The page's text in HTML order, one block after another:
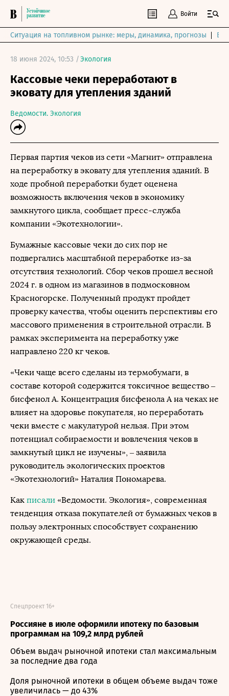
Войти
Ситуация на топливном рынке: меры, динамика, прогнозы
18 июня 2024, 10:53 /Экология
Кассовые чеки переработают в
эковату для утепления зданий
Ведомости. Экология
Первая партия чеков из сети «Магнит» отправлена
на переработку в эковату для утепления зданий. В
ходе пробной переработки будет оценена
возможность включения чеков в экономику
замкнутого цикла, сообщает пресс-служба
компании «Экотехнологии».
Бумажные кассовые чеки до сих пор не
подвергались масштабной переработке из-за
отсутствия технологий. Сбор чеков прошел весной
2024 г. в одном из магазинов в подмосковном
Красногорске. Полученный продукт пройдет
проверку качества, чтобы оценить перспективы его
массового применения в строительной отрасли. В
рамках эксперимента на переработку уже
направлено 220 кг чеков.
«Чеки чаще всего сделаны из термобумаги, в
составе которой содержится токсичное вещество –
бисфенол А. Концентрация бисфенола А на чеках не
влияет на здоровье покупателя, но переработать
чеки вместе с макулатурой нельзя. При этом
потенциал собираемости и вовлечения чеков в
замкнутый цикл не изучены», – заявила
руководитель экологических проектов
«Экотехнологий» Наталия Пономарева.
Как писали «Ведомости. Экология», современная
тенденция отказа покупателей от бумажных чеков в
пользу электронных способствует сохранению
окружающей среды.
Россияне в июле оформили ипотеку по базовым
программам на 109,2 млрд рублей
Спецпроект 16+
Объем выдач рыночной ипотеки стал максимальным
за последние два года
Доля рыночной ипотеки в общем объеме выдач тоже
увеличилась — до 43%